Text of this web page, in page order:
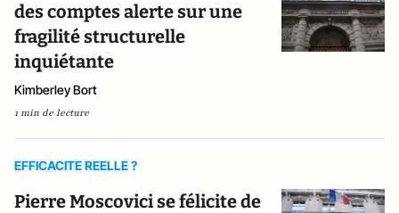
des comptes alerte sur une
fragilité structurelle
inquiétante
Kimberley Bort
1 min de lecture
EFFICACITE REELLE ?
Pierre Moscovici se félicite de